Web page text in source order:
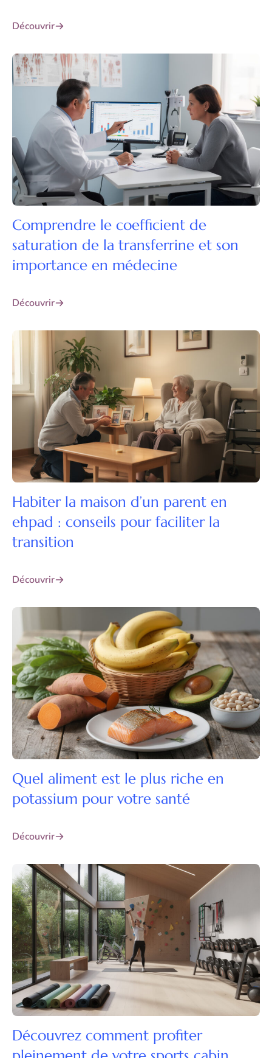
Découvrir
Comprendre le coefficient de
saturation de la transferrine et son
importance en médecine
Découvrir
Habiter la maison d’un parent en
ehpad : conseils pour faciliter la
transition
Découvrir
Quel aliment est le plus riche en
potassium pour votre santé
Découvrir
Découvrez comment profiter